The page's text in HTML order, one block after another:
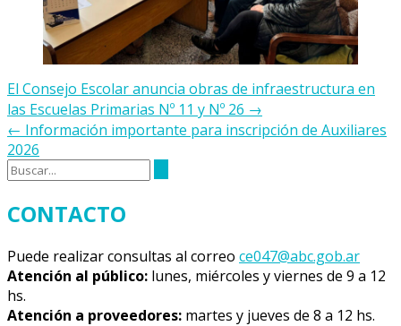
Navegación
de
la
entrada
El Consejo Escolar anuncia obras de infraestructura en
las Escuelas Primarias Nº 11 y Nº 26 →
← Información importante para inscripción de Auxiliares
2026
CONTACTO
Puede realizar consultas al correo ce047@abc.gob.ar
Atención al público: lunes, miércoles y viernes de 9 a 12
hs.
Atención a proveedores: martes y jueves de 8 a 12 hs.